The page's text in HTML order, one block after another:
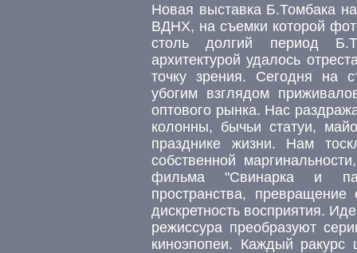
Новая выставка Б.Томбака
ВДНХ, на съемки которой
столь долгий период
архитектурой удалось
точку зрения. Сегодня на
убогим взглядом
оптового рынка. Нас
колонны, бычьи статуи,
празднике жизни. Нам
собственной
фильма "Свинарка и
пространства,
дискретность восприятия.
режиссура преобразуют
киноэпопеи. Каждый ракурс